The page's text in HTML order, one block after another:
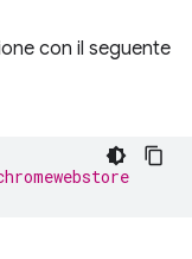
con il seguente